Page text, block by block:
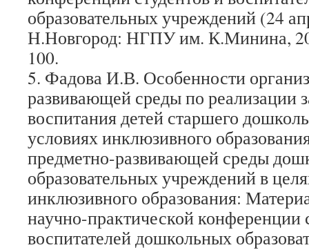
образовательных учреждений (24
Н.Новгород: НГПУ им. К.Минина,
100.
5. Фадова И.В. Особенности
развивающей среды по реализации
воспитания детей старшего
условиях инклюзивного
предметно-развивающей среды
образовательных учреждений в
инклюзивного образования:
научно-практической конференции
воспитателей дошкольных